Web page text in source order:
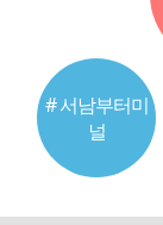
# 서남부터미
널